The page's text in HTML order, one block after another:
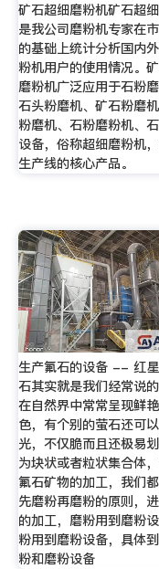
矿石超细磨粉机矿石超
是我公司磨粉机专家在
的基础上统计分析国内
粉机用户的使用情况。
磨粉机广泛应用于石粉
石头粉磨机、矿石粉磨
粉磨机、石粉磨粉机、
设备，俗称超细磨粉机
生产线的核心产品。
生产氟石的设备 -- 红
石其实就是我们经常说的
在自然界中常常呈现鲜
色，有个别的萤石还可
光，不仅脆而且还极易
为块状或者粒状集合体
氟石矿物的加工，我们
先磨粉再磨粉的原则，
的加工，磨粉用到磨粉
粉用到磨粉设备，具体
粉和磨粉设备